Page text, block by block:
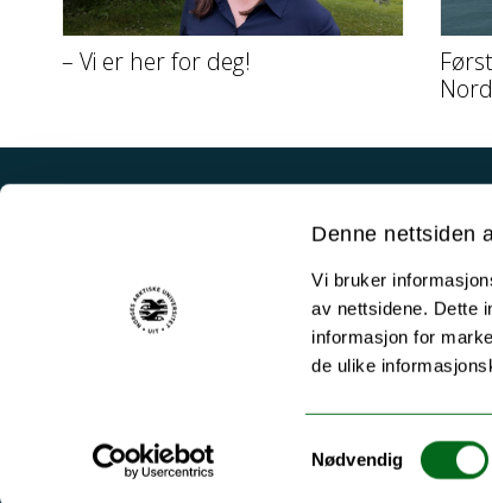
Denne nettsiden
Vi bruker
av nettsidene. Dette
informasjon for
de ulike
Samtykkevalg
Nødvendig
– Vi er her for deg!
Driftsmeldinger
Personvern ved UiT
Sikkerhet, beredskap og personvern
Tilgjengelighetserklæring